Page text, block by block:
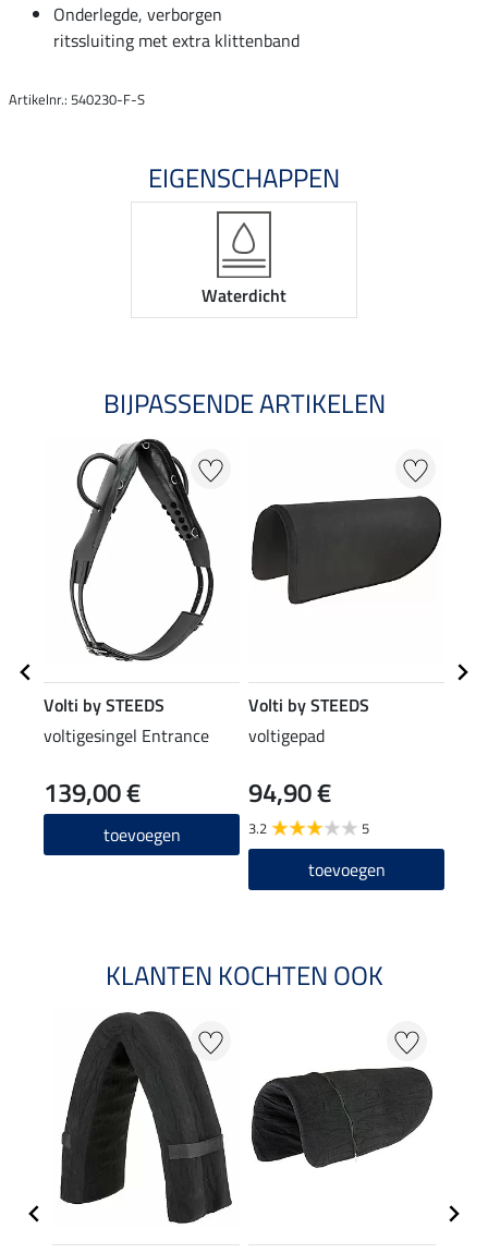
Onderlegde, verborgen
ritssluiting met extra klittenband
Artikelnr.: 540230-F-S
EIGENSCHAPPEN
Waterdicht
BIJPASSENDE ARTIKELEN
Volti by STEEDS
voltigesingel Entrance
139,00 €
toevoegen
Volti by STEEDS
voltigepad
94,90 €
3.2 5
toevoegen
KLANTEN KOCHTEN OOK